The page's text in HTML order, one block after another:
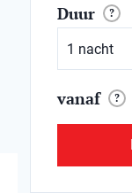
Duur ?
vanaf ?